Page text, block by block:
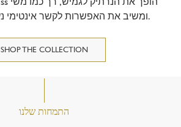
ומשיב את האפשרות לקשר אינטימי נעים וללא דאגות.
SHOP THE COLLECTION
התמחות שלנו